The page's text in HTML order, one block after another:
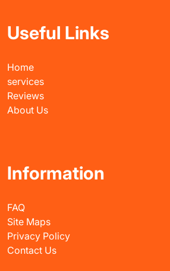
Useful Links
Home
services
Reviews
About Us
Information
FAQ
Site Maps
Privacy Policy
Contact Us